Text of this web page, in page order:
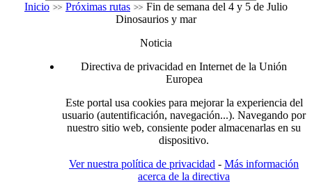
Inicio Próximas rutas
Fin de semana del 4 y 5 de Julio
Dinosaurios y mar
Noticia
Directiva de privacidad en Internet de la Unión
Europea
Este portal usa cookies para mejorar la experiencia del
usuario (autentificación, navegación...). Navegando por
nuestro sitio web, consiente poder almacenarlas en su
dispositivo.
Ver nuestra política de privacidad - Más información
acerca de la directiva